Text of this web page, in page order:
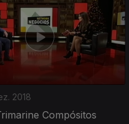
2018
Compósitos